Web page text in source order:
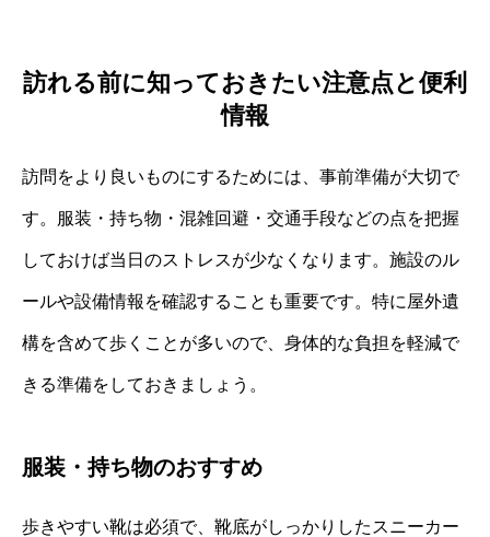
訪れる前に知っておきたい注意点と便利
情報
訪問をより良いものにするためには、事前準備が大切で
す。服装・持ち物・混雑回避・交通手段などの点を把握
しておけば当日のストレスが少なくなります。施設のル
ールや設備情報を確認することも重要です。特に屋外遺
構を含めて歩くことが多いので、身体的な負担を軽減で
きる準備をしておきましょう。
服装・持ち物のおすすめ
歩きやすい靴は必須で、靴底がしっかりしたスニーカー